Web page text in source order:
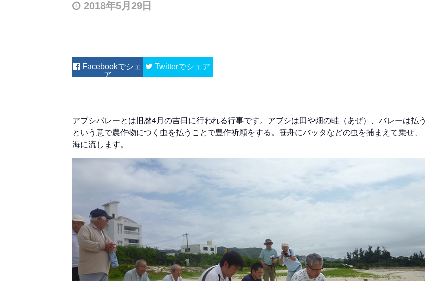
2018年5月29日
Facebook Twitter
アブシバレーとは旧暦4月の吉日に行われる行事です。アブシは田や畑の畦（あぜ）、バレーは払う
という意で農作物につく虫を払うことで豊作祈願をする。笹舟にバッタなどの虫を捕まえて乗せ、
海に流します。